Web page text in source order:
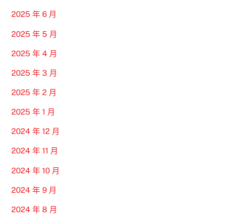
2025 年 6 月
2025 年 5 月
2025 年 4 月
2025 年 3 月
2025 年 2 月
2025 年 1 月
2024 年 12 月
2024 年 11 月
2024 年 10 月
2024 年 9 月
2024 年 8 月